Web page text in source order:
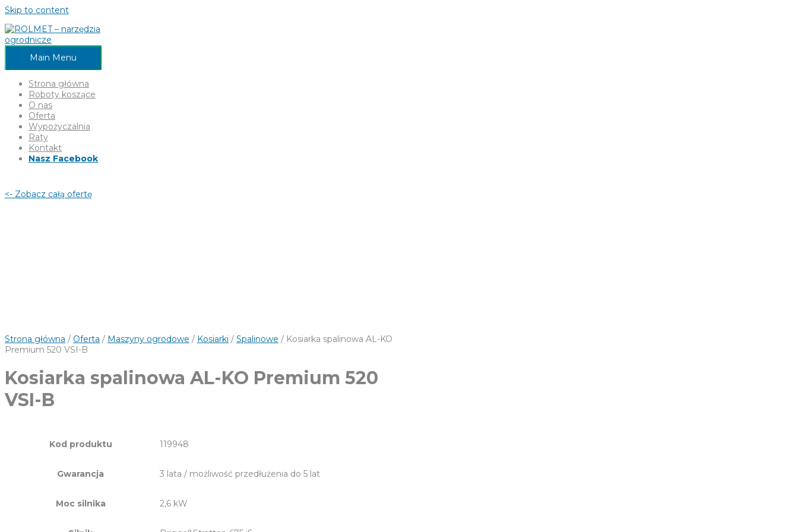
Skip to content
Main Menu
Strona główna
Roboty koszące
O nas
Oferta
Wypożyczalnia
Raty
Kontakt
Nasz Facebook
<- Zobacz całą ofertę
Strona główna / Oferta / Maszyny ogrodowe / Kosiarki / Spalinowe / Kosiarka spalinowa AL-KO
Premium 520 VSI-B
Kosiarka spalinowa AL-KO Premium 520
VSI-B
Kod produktu 119948
Gwarancja 3 lata / możliwość przedłużenia do 5 lat
Moc silnika 2,6 kW